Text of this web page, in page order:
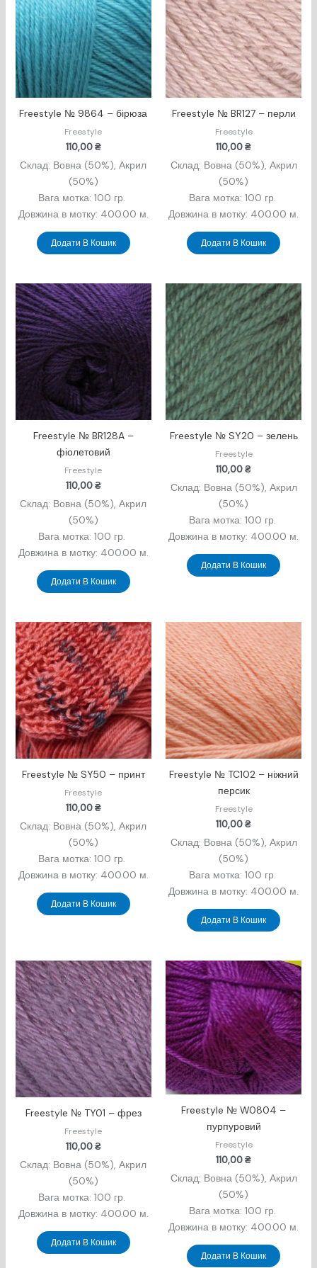
Freestyle № 9864 – бірюза
Freestyle
110,00₴
Склад: Вовна (50%), Акрил
(50%)
Вага мотка: 100 гр.
Довжина в мотку: 400.00 м.
Додати В Кошик
Freestyle № BR127 – перли
Freestyle
110,00₴
Склад: Вовна (50%), Акрил
(50%)
Вага мотка: 100 гр.
Довжина в мотку: 400.00 м.
Додати В Кошик
Freestyle № BR128A –
фіолетовий
Freestyle
110,00₴
Склад: Вовна (50%), Акрил
(50%)
Вага мотка: 100 гр.
Довжина в мотку: 400.00 м.
Додати В Кошик
Freestyle № SY20 – зелень
Freestyle
110,00₴
Склад: Вовна (50%), Акрил
(50%)
Вага мотка: 100 гр.
Довжина в мотку: 400.00 м.
Додати В Кошик
Freestyle № SY50 – принт
Freestyle
110,00₴
Склад: Вовна (50%), Акрил
(50%)
Вага мотка: 100 гр.
Довжина в мотку: 400.00 м.
Додати В Кошик
Freestyle № TC102 – ніжний
персик
Freestyle
110,00₴
Склад: Вовна (50%), Акрил
(50%)
Вага мотка: 100 гр.
Довжина в мотку: 400.00 м.
Додати В Кошик
Freestyle № TY01 – фрез
Freestyle
110,00₴
Склад: Вовна (50%), Акрил
(50%)
Вага мотка: 100 гр.
Довжина в мотку: 400.00 м.
Додати В Кошик
Freestyle № W0804 –
пурпуровий
Freestyle
110,00₴
Склад: Вовна (50%), Акрил
(50%)
Вага мотка: 100 гр.
Довжина в мотку: 400.00 м.
Додати В Кошик